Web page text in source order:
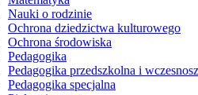
Nauki o rodzinie
Ochrona dziedzictwa kulturowego
Ochrona środowiska
Pedagogika
Pedagogika przedszkolna i
Pedagogika specjalna